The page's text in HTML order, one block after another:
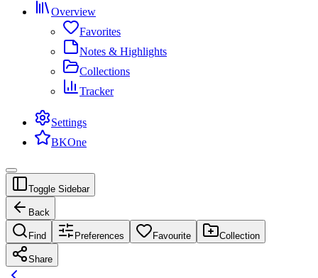
Overview
Favorites
Notes & Highlights
Collections
Tracker
Settings
BKOne
Toggle Sidebar
Back
Find Preferences Favourite Collection
Share